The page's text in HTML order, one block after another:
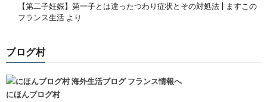
【第二子妊娠】第一子とは違ったつわり症状とその対処法 | ますこの
フランス生活 より
ブログ村
にほんブログ村